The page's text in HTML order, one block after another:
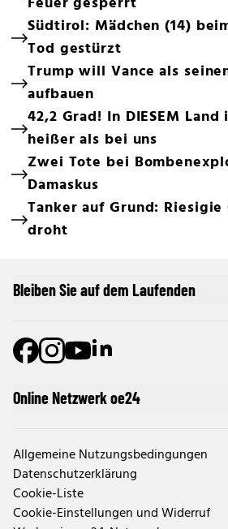
Südtirol: Mädchen (14)
Tod gestürzt
Trump will Vance als
aufbauen
42,2 Grad! In DIESEM Land
heißer als bei uns
Zwei Tote bei
Damaskus
Tanker auf Grund:
droht
Online Netzwerk oe24
Allgemeine Nutzungsbedingungen
Datenschutzerklärung
Cookie-Liste
Cookie-Einstellungen und Widerruf
Bleiben Sie auf dem Laufenden